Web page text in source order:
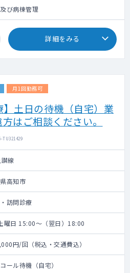
び病棟管理
詳細をみる
月1回勤務可
】土日の待機（自宅）業
はご相談ください。
TU321429
線
高知市
訪問診療
曜日 15:00～（翌日）18:00
円/回（税込・交通費込）
ール待機（自宅）